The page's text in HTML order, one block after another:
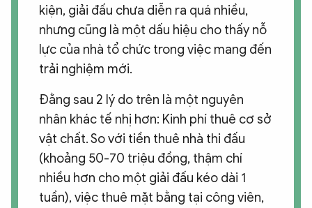
kiện, giải đấu chưa diễn ra quá nhiều,
nhưng cũng là một dấu hiệu cho thấy nỗ
lực của nhà tổ chức trong việc mang đến
trải nghiệm mới.
Đằng sau 2 lý do trên là một nguyên
nhân khác tế nhị hơn: Kinh phí thuê cơ sở
vật chất. So với tiền thuê nhà thi đấu
(khoảng 50-70 triệu đồng, thậm chí
nhiều hơn cho một giải đấu kéo dài 1
tuần), việc thuê mặt bằng tại công viên,